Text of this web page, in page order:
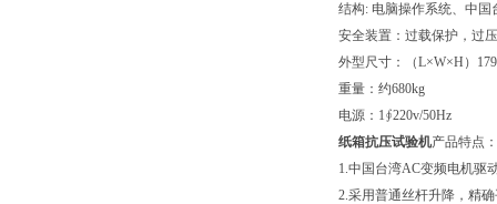
结构: 电脑操作系统、中
安全装置：过载保护，过
外型尺寸：（L×W×H）
重量：约680kg
电源：1∮220v/50Hz
纸箱抗压试验机产品特点：
1.中国台湾AC变频电机驱
2.采用普通丝杆升降，精